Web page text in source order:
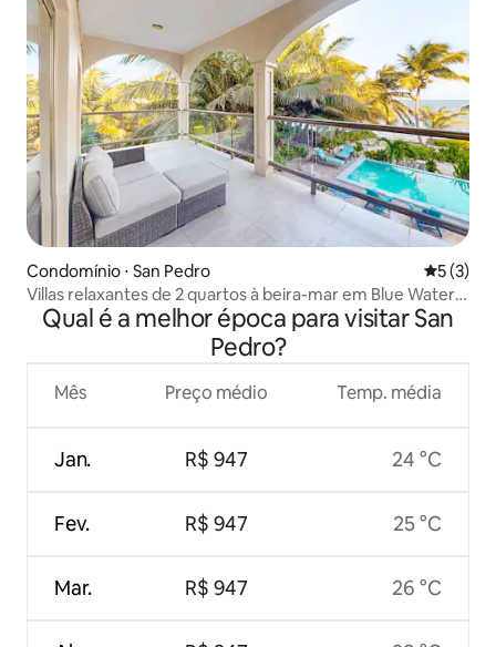
Condomínio ⋅ San Pedro 5 de
5 (3)
Villas relaxantes de 2 quartos à beira-mar em Blue Water
Beach
Qual é a melhor época para visitar San
Pedro?
Mês
Jan.
Fev.
Mar.
Preço médio
R$ 947
R$ 947
R$ 947
Temp. média
24 °C
25 °C
26 °C